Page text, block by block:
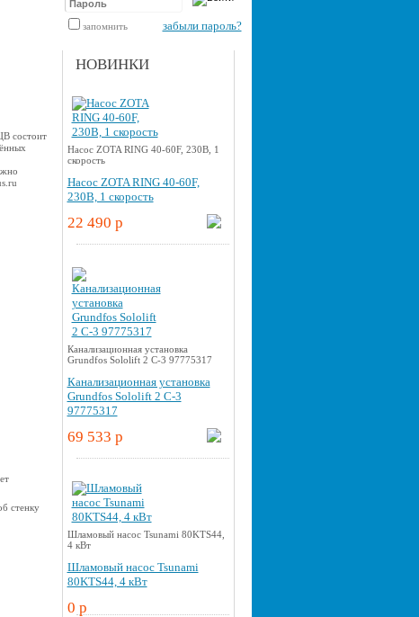
запомнить забыли пароль?
НОВИНКИ
Насос ZOTA RING 40-60F, 230В, 1
скорость
Насос ZOTA RING 40-60F,
230В, 1 скорость
22 490 p
Канализационная установка
Grundfos Sololift 2 C-3 97775317
Канализационная установка
Grundfos Sololift 2 C-3
97775317
69 533 p
Шламовый насос Tsunami 80KTS44,
4 кВт
Шламовый насос Tsunami
80KTS44, 4 кВт
0 p
состоит